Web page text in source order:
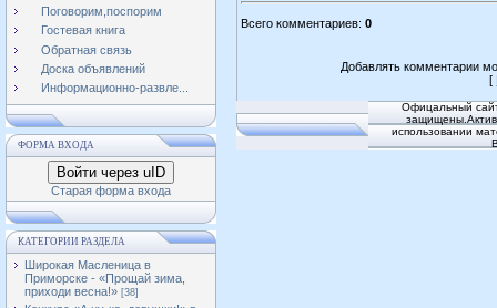
Поговорим,поспорим
Гостевая книга
Обратная связь
Доска объявлений
Информационно-развле...
ФОРМА ВХОДА
Войти через uID
Старая форма входа
КАТЕГОРИИ РАЗДЕЛА
Широкая Масленица в
Приморске - «Прощай зима,
приходи весна!» [38]
Всего комментариев: 0
Добавлять комментарии
[
Офицальный
использовании